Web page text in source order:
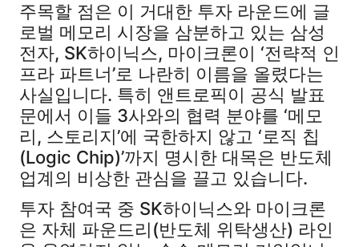
주목할 점은 이 거대한 투자 라운드에 글
로벌 메모리 시장을 삼분하고 있는 삼성
전자, SK하이닉스, 마이크론이 ‘전략적 인
프라 파트너’로 나란히 이름을 올렸다는
사실입니다. 특히 앤트로픽이 공식 발표
문에서 이들 3사와의 협력 분야를 ‘메모
리, 스토리지’에 국한하지 않고 ‘로직 칩
(Logic Chip)’까지 명시한 대목은 반도체
업계의 비상한 관심을 끌고 있습니다.
투자 참여국 중 SK하이닉스와 마이크론
은 자체 파운드리(반도체 위탁생산) 라인